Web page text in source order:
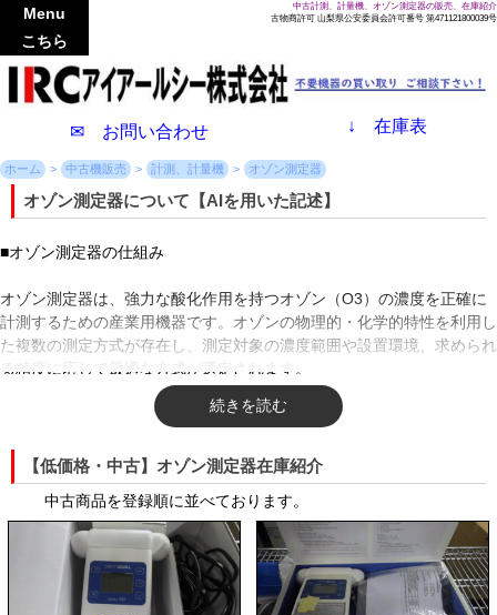
中古計測、計量機、オゾン測定器の販売、在庫紹介
古物商許可 山梨県公安委員会許可番号 第471121800039号
✉ お問い合わせ ↓ 在庫表
Menu
こちら
ホーム 中古機販売 計測、計量機 オゾン測定器
オゾン測定器について【AIを用いた記述】
■オゾン測定器の仕組み
オゾン測定器は、強力な酸化作用を持つオゾン（O3）の濃度を正確に
計測するための産業用機器です。オゾンの物理的・化学的特性を利用し
た複数の測定方式が存在し、測定対象の濃度範囲や設置環境、求められ
る精度に応じて最適な方式が選定されます。
代表的な測定方式として「紫外光吸収法（UV吸収法）」が挙げられま
質を利用した手法です。測定セル内に試料ガスを通し、紫外線の透過率
の変化からオゾン濃度を算出します。この方式は測定精度が非常に高
く、長期的な安定性にも優れているため、校正用の標準器や厳密な濃度
管理が求められる現場で広く採用されています。
現場での持ち運びや省スペース設置を重視する用途では「電気化学式」
や「半導体式」が用いられます。電気化学式は、オゾンが電極表面で起
【低価格・中古】オゾン測定器在庫紹介
中古商品を登録順に並べております。